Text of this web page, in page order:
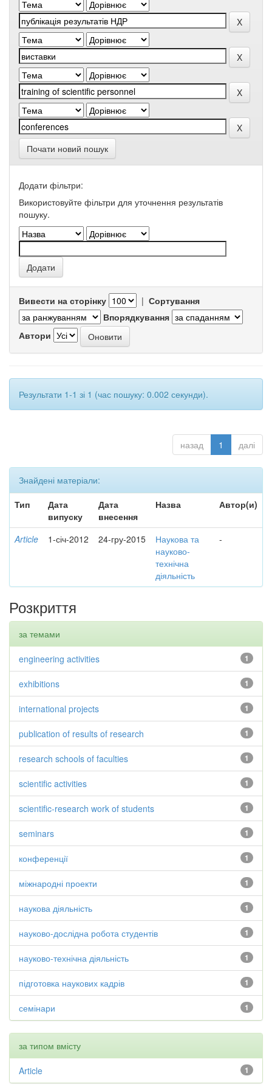
Почати новий пошук
Додати фільтри:
Використовуйте фільтри для уточнення результатів
пошуку.
Вивести на сторінку | Сортування
Впорядкування
Автори
Результати 1-1 зі 1 (час пошуку: 0.002 секунди).
назад 1 далі
Знайдені матеріали:
Тип
Дата
випуску
Дата
внесення
Назва Автор(и)
Article 1-січ-2012 24-гру-2015
Наукова та
науково-
технічна
діяльність
-
Розкриття
за темами
1
engineering activities
1
exhibitions
1
international projects
1
publication of results of research
1
research schools of faculties
1
scientific activities
1
scientific-research work of students
1
seminars
1
конференції
1
міжнародні проекти
1
наукова діяльність
1
науково-дослідна робота студентів
1
науково-технічна діяльність
1
підготовка наукових кадрів
1
семінари
за типом вмісту
1
Article